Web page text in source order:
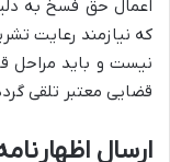
اعمال حق فسخ به
که نیازمند رعایت
نیست و باید مراحل
قضایی معتبر تلقی
ارسال